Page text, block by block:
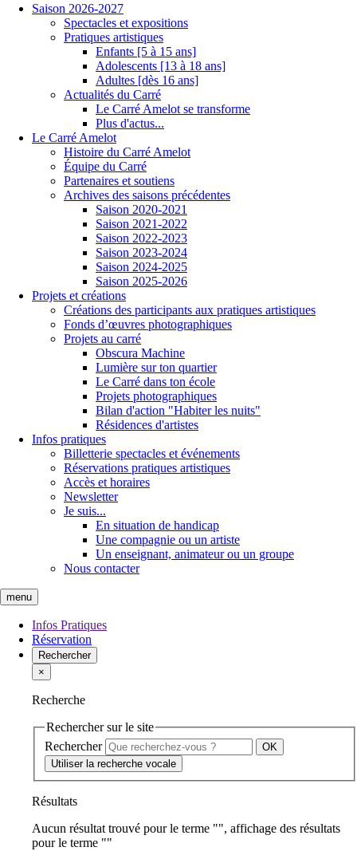
Saison 2026-2027
Spectacles et expositions
Pratiques artistiques
Enfants [5 à 15 ans]
Adolescents [13 à 18 ans]
Adultes [dès 16 ans]
Actualités du Carré
Le Carré Amelot se transforme
Plus d'actus...
Le Carré Amelot
Histoire du Carré Amelot
Équipe du Carré
Partenaires et soutiens
Archives des saisons précédentes
Saison 2020-2021
Saison 2021-2022
Saison 2022-2023
Saison 2023-2024
Saison 2024-2025
Saison 2025-2026
Projets et créations
Créations des participants aux pratiques artistiques
Fonds d’œuvres photographiques
Projets au carré
Obscura Machine
Lumière sur ton quartier
Le Carré dans ton école
Projets photographiques
Bilan d'action "Habiter les nuits"
Résidences d'artistes
Infos pratiques
Billetterie spectacles et événements
Réservations pratiques artistiques
Accès et horaires
Newsletter
Je suis...
En situation de handicap
Une compagnie ou un artiste
Un enseignant, animateur ou un groupe
Nous contacter
menu
Infos Pratiques
Réservation
Rechercher
×
Recherche
Rechercher sur le site
Rechercher
Utiliser la recherche vocale
Résultats
Aucun résultat trouvé pour le terme "", affichage des résultats
pour le terme ""